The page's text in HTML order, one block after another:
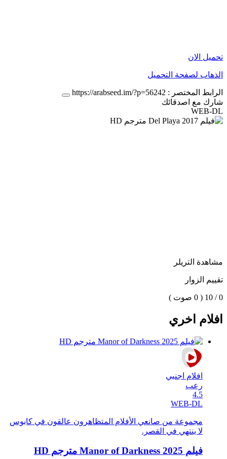
تحميل الان
الذهاب لصفحة التحميل
الرابط المختصر : https://arabseed.im/?p=56242
شارك مع اصدقائك
WEB-DL
مشاهدة التريلر
تقييم الزوار
0 / 10 ( 0 صوت )
افلام اخري
افلام اجنبي
رعب
4.5
WEB-DL
مجموعة من صانعي الأفلام المتظاهرون عالقون في كابوس
لا ينتهي في القصر.
فيلم Manor of Darkness 2025 مترجم HD